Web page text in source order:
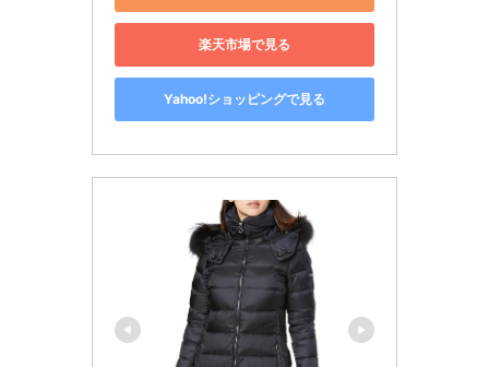
楽天市場で見る
Yahoo!ショッピングで見る